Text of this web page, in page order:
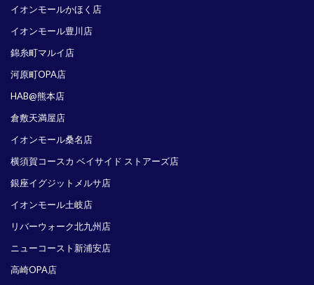
イオンモールかほく店
イオンモール豊川店
錦糸町マルイ店
河原町OPA店
HAB@熊本店
倉敷天満屋店
イオンモール桑名店
横須賀コースカ ベイサイド ストアーズ店
銀座イグジットメルサ店
イオンモール土岐店
リバーウォーク北九州店
ニューコースト新浦安店
高崎OPA店